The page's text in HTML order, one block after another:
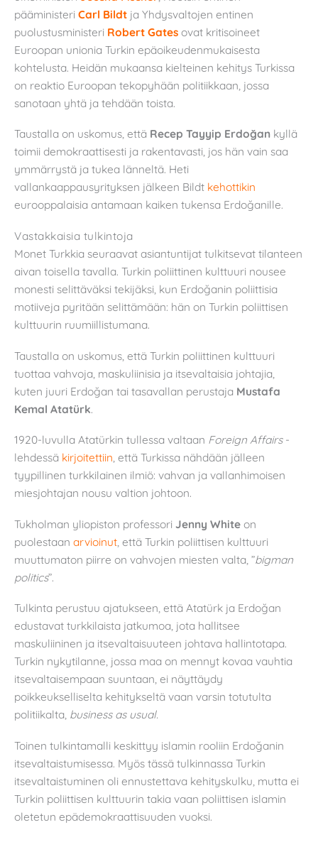
pääministeri Carl Bildt ja Yhdysvaltojen entinen
puolustusministeri Robert Gates ovat kritisoineet
Euroopan unionia Turkin epäoikeudenmukaisesta
kohtelusta. Heidän mukaansa kielteinen kehitys Turkissa
on reaktio Euroopan tekopyhään politiikkaan, jossa
sanotaan yhtä ja tehdään toista.
Taustalla on uskomus, että Recep Tayyip Erdoğan kyllä
toimii demokraattisesti ja rakentavasti, jos hän vain saa
ymmärrystä ja tukea länneltä. Heti
vallankaappausyrityksen jälkeen Bildt kehottikin
eurooppalaisia antamaan kaiken tukensa Erdoğanille.
Vastakkaisia tulkintoja
Monet Turkkia seuraavat asiantuntijat tulkitsevat tilanteen
aivan toisella tavalla. Turkin poliittinen kulttuuri nousee
monesti selittäväksi tekijäksi, kun Erdoğanin poliittisia
motiiveja pyritään selittämään: hän on Turkin poliittisen
kulttuurin ruumiillistumana.
Taustalla on uskomus, että Turkin poliittinen kulttuuri
tuottaa vahvoja, maskuliinisia ja itsevaltaisia johtajia,
kuten juuri Erdoğan tai tasavallan perustaja Mustafa
Kemal Atatürk.
1920-luvulla Atatürkin tullessa valtaan Foreign Affairs -
lehdessä kirjoitettiin, että Turkissa nähdään jälleen
tyypillinen turkkilainen ilmiö: vahvan ja vallanhimoisen
miesjohtajan nousu valtion johtoon.
Tukholman yliopiston professori Jenny White on
puolestaan arvioinut , että Turkin poliittisen kulttuuri
muuttumaton piirre on vahvojen miesten valta, ”bigman
politics”.
Tulkinta perustuu ajatukseen, että Atatürk ja Erdoğan
edustavat turkkilaista jatkumoa, jota hallitsee
maskuliininen ja itsevaltaisuuteen johtava hallintotapa.
Turkin nykytilanne, jossa maa on mennyt kovaa vauhtia
itsevaltaisempaan suuntaan, ei näyttäydy
poikkeukselliselta kehitykseltä vaan varsin totutulta
politiikalta, business as usual.
Toinen tulkintamalli keskittyy islamin rooliin Erdoğanin
itsevaltaistumisessa. Myös tässä tulkinnassa Turkin
itsevaltaistuminen oli ennustettava kehityskulku, mutta ei
Turkin poliittisen kulttuurin takia vaan poliittisen islamin
oletetun epädemokraattisuuden vuoksi.